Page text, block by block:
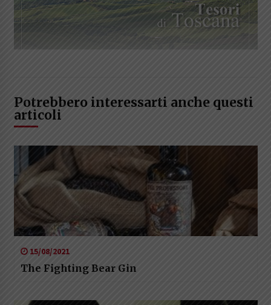
Potrebbero interessarti anche questi
articoli
15/08/2021
The Fighting Bear Gin